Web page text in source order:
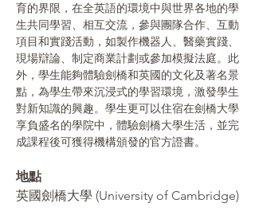
育的界限，在全英語的環境中與世界各地的學
生共同學習、相互交流，參與團隊合作、互動
項目和實踐活動，如製作機器人、醫藥實踐、
現場辯論、制定商業計劃或參加模擬法庭。此
外，學生能夠體驗劍橋和英國的文化及著名景
點，為學生帶來沉浸式的學習環境，激發學生
對新知識的興趣。學生更可以住宿在劍橋大學
享負盛名的學院中，體驗劍橋大學生活，並完
成課程後可獲得機構頒發的官方證書。
地點
英國劍橋大學 (University of Cambridge)